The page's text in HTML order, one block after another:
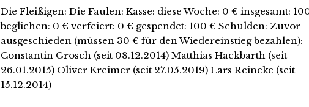
Die Fleißigen: Die Faulen: Kasse: diese Woche: 0 € insgesamt:
beglichen: 0 € verfeiert: 0 € gespendet: 100 € Schulden: Zuvor
ausgeschieden (müssen 30 € für den Wiedereinstieg bezahlen):
Constantin Grosch (seit 08.12.2014) Matthias Hackbarth (seit
26.01.2015) Oliver Kreimer (seit 27.05.2019) Lars Reineke (seit
15.12.2014)